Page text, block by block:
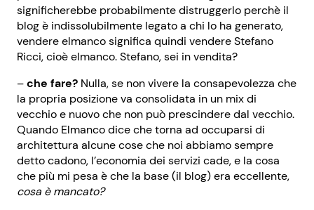
significherebbe probabilmente distruggerlo perchè il
blog è indissolubilmente legato a chi lo ha generato,
vendere elmanco significa quindi vendere Stefano
Ricci, cioè elmanco. Stefano, sei in vendita?
–che fare? Nulla, se non vivere la consapevolezza che
la propria posizione va consolidata in un mix di
vecchio e nuovo che non può prescindere dal vecchio.
Quando Elmanco dice che torna ad occuparsi di
architettura alcune cose che noi abbiamo sempre
detto cadono, l’economia dei servizi cade, e la cosa
che più mi pesa è che la base (il blog) era eccellente,
cosa è mancato?